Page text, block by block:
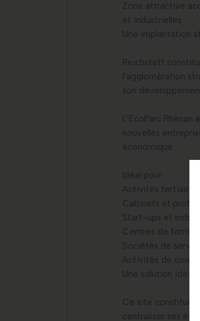
Zone attractive
et industrielles
Une implantation
Reichstett
l’agglomération
son
L’EcoParc
nouvelles
économique.
Idéal pour :
Activités tertiaires
Cabinets et
Start-ups et
Centres de
Sociétés de
Activités de
Une solution
Ce site constitue
centraliser ses